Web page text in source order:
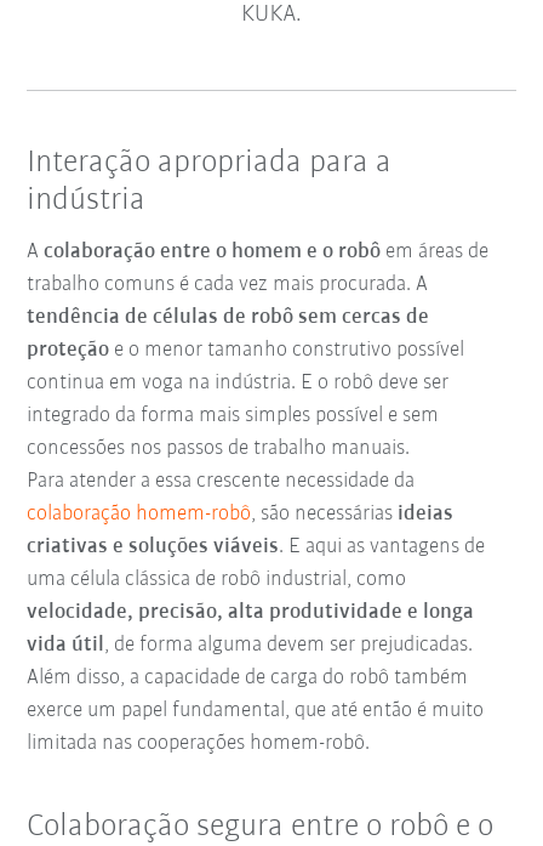
KUKA.
Interação apropriada para a
indústria
Acolaboração entre o homem e o robô em áreas de
trabalho comuns é cada vez mais procurada. A
tendência de células de robô sem cercas de
proteção e o menor tamanho construtivo possível
continua em voga na indústria. E o robô deve ser
integrado da forma mais simples possível e sem
concessões nos passos de trabalho manuais.
Para atender a essa crescente necessidade da
colaboração homem-robô, são necessárias ideias
criativas e soluções viáveis. E aqui as vantagens de
uma célula clássica de robô industrial, como
velocidade, precisão, alta produtividade e longa
vida útil , de forma alguma devem ser prejudicadas.
Além disso, a capacidade de carga do robô também
exerce um papel fundamental, que até então é muito
limitada nas cooperações homem-robô.
Colaboração segura entre o robô e o